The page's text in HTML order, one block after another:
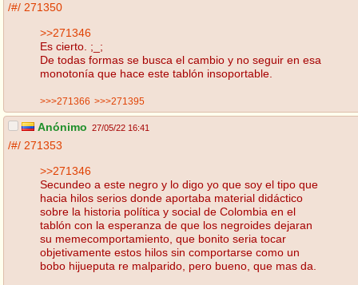
/#/ 271350
>>271346
Es cierto. ;_;
De todas formas se busca el cambio y no seguir en esa
monotonía que hace este tablón insoportable.
>>>271366 >>>271395
Anónimo 27/05/22 16:41
/#/ 271353
>>271346
Secundeo a este negro y lo digo yo que soy el tipo que
hacia hilos serios donde aportaba material didáctico
sobre la historia política y social de Colombia en el
tablón con la esperanza de que los negroides dejaran
su memecomportamiento, que bonito seria tocar
objetivamente estos hilos sin comportarse como un
bobo hijueputa re malparido, pero bueno, que mas da.